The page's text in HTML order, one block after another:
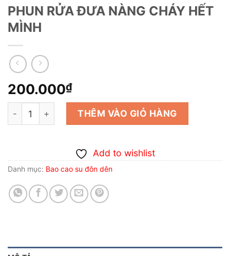
PHUN RỬA ĐƯA NÀNG CHÁY HẾT
MÌNH
200.000₫
BAO CAO SU ĐÔN DÊN RỒNG PHUN RỬA ĐƯA NÀNG
THÊM VÀO GIỎ HÀNG
Add to wishlist
Danh mục: Bao cao su đôn dên